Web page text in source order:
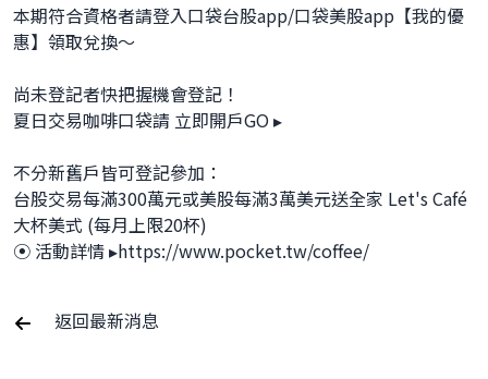
本期符合資格者請登入口袋台股app/口袋美股app【我的優
惠】領取兌換～
尚未登記者快把握機會登記！
夏日交易咖啡口袋請 立即開戶GO ▸
不分新舊戶皆可登記參加：
台股交易每滿300萬元或美股每滿3萬美元送全家 Let's Café
大杯美式 (每月上限20杯)
⦿ 活動詳情 ▸https://www.pocket.tw/coffee/
返回最新消息